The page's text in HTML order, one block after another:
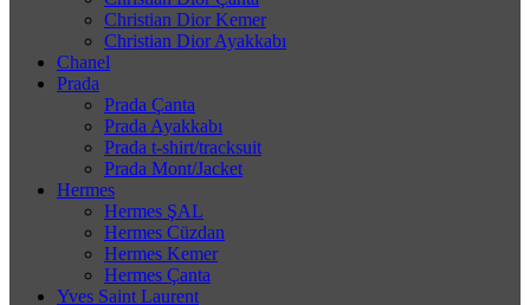
Christian Dior Kemer
Christian Dior Ayakkabı
Chanel
Prada
Prada Çanta
Prada Ayakkabı
Prada t-shirt/tracksuit
Prada Mont/Jacket
Hermes
Hermes ŞAL
Hermes Cüzdan
Hermes Kemer
Hermes Çanta
Yves Saint Laurent